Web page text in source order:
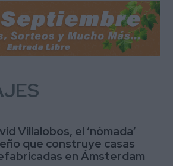
Villalobos, el ‘nómada’
que construye casas
en Ámsterdam